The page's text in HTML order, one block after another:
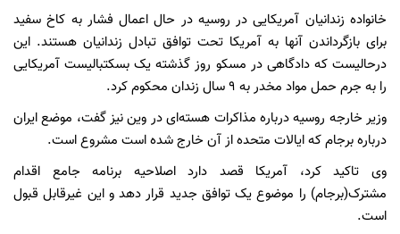
خانواده زندانیان آمریکایی در روسیه در حال اعمال فشار به کاخ سفید
برای بازگرداندن آنها به آمریکا تحت توافق تبادل زندانیان هستند. این
درحالیست که دادگاهی در مسکو روز گذشته یک بسکتبالیست آمریکایی
را به جرم حمل مواد مخدر به 9 سال زندان محکوم کرد.
وزیر خارجه روسیه درباره مذاکرات هسته‌ای در وین نیز گفت، موضع ایران
درباره برجام که ایالات متحده از آن خارج شده است مشروع است.
وی تاکید کرد، آمریکا قصد دارد اصلاحیه برنامه جامع اقدام
مشترک(برجام) را موضوع یک توافق جدید قرار دهد و این غیرقابل قبول
است.